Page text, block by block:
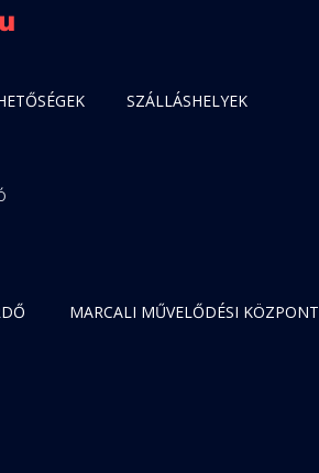
SZÁLLÁSHELYEK
MARCALI MŰVELŐDÉSI KÖZPONT